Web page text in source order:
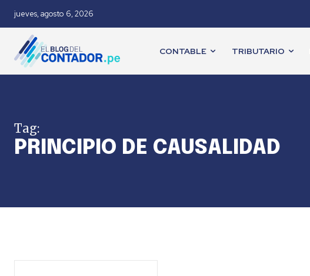
jueves, agosto 6, 2026
CONTABLE TRIBUTARIO
Tag:
PRINCIPIO DE CAUSALIDAD